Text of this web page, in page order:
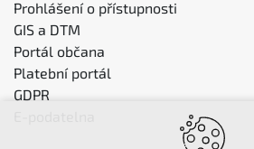
Prohlášení o přístupnosti
GIS a DTM
Portál občana
Platební portál
GDPR